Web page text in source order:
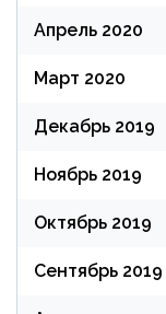
Апрель 2020
Март 2020
Декабрь 2019
Ноябрь 2019
Октябрь 2019
Сентябрь 2019